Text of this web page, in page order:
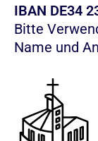
IBAN DE34
Bitte
Name und